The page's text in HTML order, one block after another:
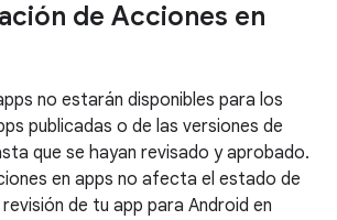
de Acciones en
no estarán disponibles para los
publicadas o de las versiones de
que se hayan revisado y aprobado.
en apps no afecta el estado de
de tu app para Android en